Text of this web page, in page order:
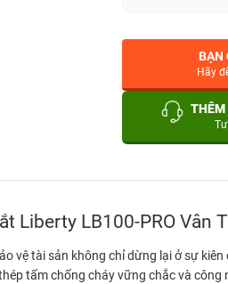
BẠN
Hãy
THÊM
Liberty LB100-PRO Vân
vệ tài sản không chỉ dừng lại ở sự
tấm chống cháy vững chắc và